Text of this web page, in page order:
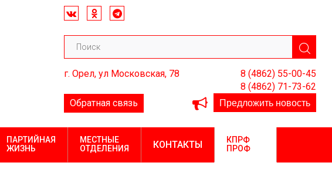
г. Орел, ул Московская, 78
Обратная связь
8 (4862) 55-00-45
8 (4862) 71-73-62
Предложить новость
ПАРТИЙНАЯ
ЖИЗНЬ
МЕСТНЫЕ
ОТДЕЛЕНИЯ
КОНТАКТЫ
КПРФ
ПРОФ